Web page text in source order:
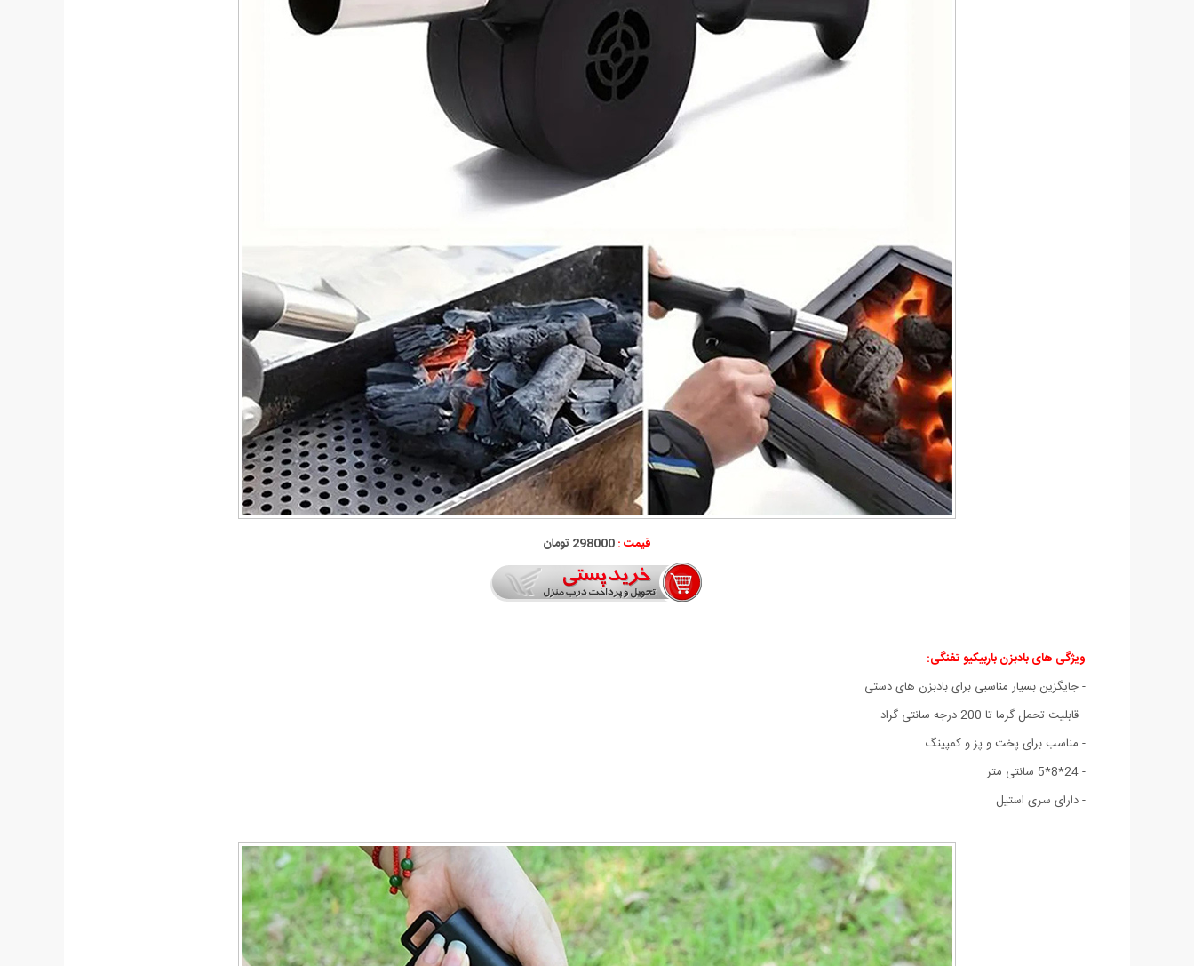
قیمت :298000 تومان
ویژگی های بادبزن باربیکیو تفنگی:
- جایگزین بسیار مناسبی برای بادبزن های دستی
- قابلیت تحمل گرما تا 200 درجه سانتی گراد
- مناسب برای پخت و پز و کمپینگ
- 24*8*5 سانتی متر
- دارای سری استیل